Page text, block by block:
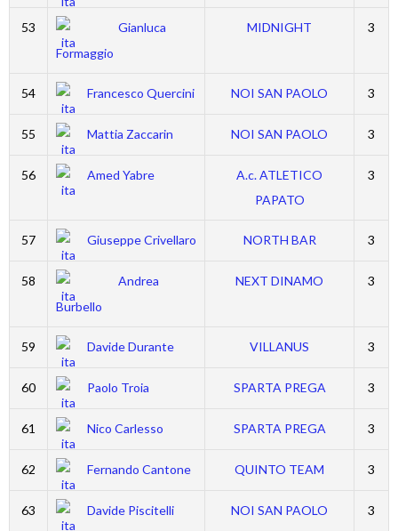
53
Gianluca
Formaggio
MIDNIGHT 3
54 Francesco Quercini NOI SAN PAOLO 3
55 Mattia Zaccarin NOI SAN PAOLO 3
56 Amed Yabre
A.c. ATLETICO
PAPATO
3
57 Giuseppe Crivellaro NORTH BAR 3
58
Andrea
Burbello
NEXT DINAMO 3
59 Davide Durante VILLANUS 3
60 Paolo Troia SPARTA PREGA 3
61 Nico Carlesso SPARTA PREGA 3
62 Fernando Cantone QUINTO TEAM 3
63 Davide Piscitelli NOI SAN PAOLO 3